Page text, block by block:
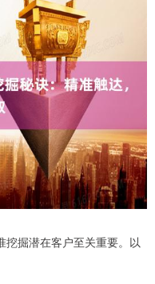
挖掘潜在客户至关重要。以